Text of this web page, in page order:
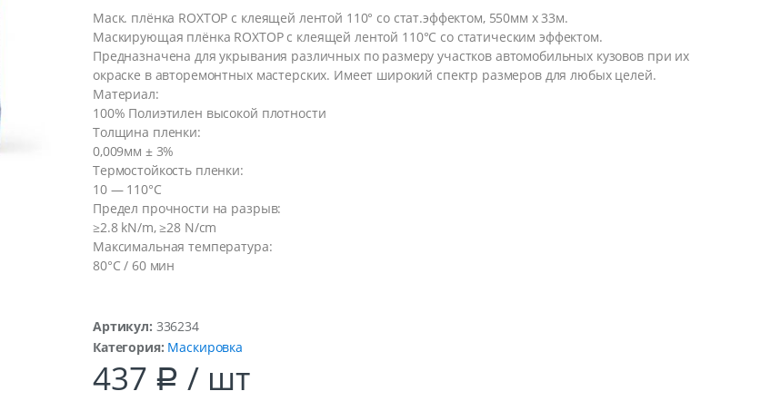
Маск. плёнка ROXTOP с клеящей лентой 110° со стат.эффектом, 550мм х 33м.
Маскирующая плёнка ROXTOP с клеящей лентой 110°C со статическим эффектом.
Предназначена для укрывания различных по размеру участков автомобильных кузовов при их
окраске в авторемонтных мастерских. Имеет широкий спектр размеров для любых целей.
Материал:
100% Полиэтилен высокой плотности
Толщина пленки:
0,009мм ± 3%
Термостойкость пленки:
10 — 110°C
Предел прочности на разрыв:
≥2.8 kN/m, ≥28 N/cm
Максимальная температура:
80°C / 60 мин
Артикул: 336234
Категория: Маскировка
437 Р / шт